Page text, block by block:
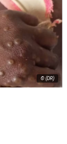
© (DR)